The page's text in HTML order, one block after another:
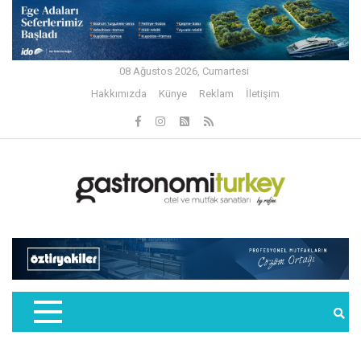
08 Ağustos 2026, Cumartesi
Hakkımızda
Künye Reklam İletişim